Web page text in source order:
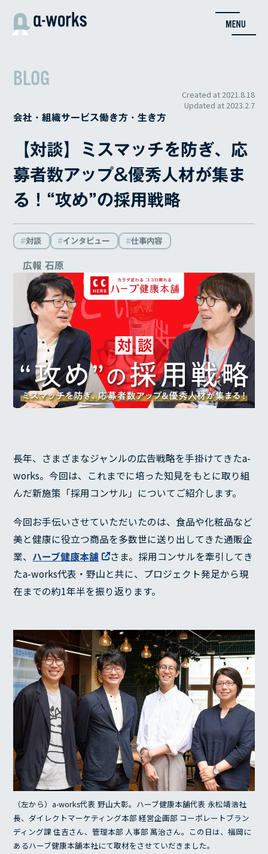
BLOG
Created at 2021.8.18
Updated at 2023.2.7
会社・組織サービス働き方・生き方
【対談】ミスマッチを防ぎ、応
募者数アップ&優秀人材が集ま
る！“攻め”の採用戦略
対談 インタビュー 仕事内容
広報 石原
長年、さまざまなジャンルの広告戦略を手掛けてきたa-
works。今回は、これまでに培った知見をもとに取り組
んだ新施策「採用コンサル」についてご紹介します。
今回お手伝いさせていただいたのは、食品や化粧品など
美と健康に役立つ商品を多数世に送り出してきた通販企
業、 ハーブ健康本舗
さま。採用コンサルを牽引してき
たa-works代表・野山と共に、プロジェクト発足から現
在までの約1年半を振り返ります。
（左から）a-works代表 野山大彰。ハーブ健康本舗代表 永松靖浩社
長、ダイレクトマーケティング本部 経営企画部 コーポレートブラン
ディング課 住吉さん、管理本部 人事部 萬治さん。この日は、福岡に
あるハーブ健康本舗本社にて取材をさせていだきました。